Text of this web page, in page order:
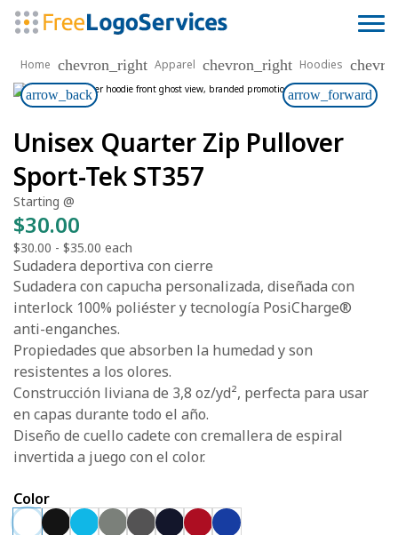
Home chevron_right Apparel chevron_right Hoodies
arrow_back arrow_forward
Unisex Quarter Zip Pullover
Sport-Tek ST357
Starting @
$30.00
$30.00 - $35.00 each
Sudadera deportiva con cierre
Sudadera con capucha personalizada, diseñada con
interlock 100% poliéster y tecnología PosiCharge®
anti-enganches.
Propiedades que absorben la humedad y son
resistentes a los olores.
Construcción liviana de 3,8 oz/yd², perfecta para usar
en capas durante todo el año.
Diseño de cuello cadete con cremallera de espiral
invertida a juego con el color.
Color